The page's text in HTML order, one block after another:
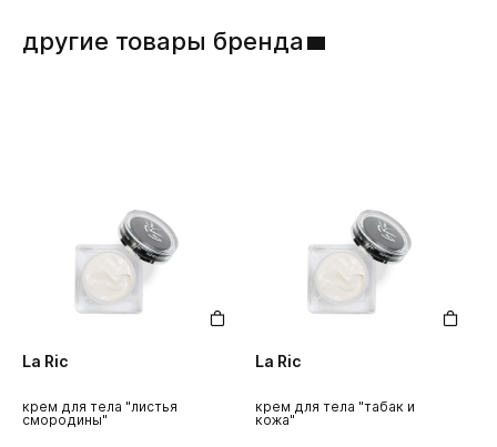
другие товары бренда
La Ric
крем для тела "листья
смородины"
La Ric
крем для тела "табак и
кожа"